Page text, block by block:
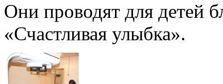
Они проводят для детей
«Счастливая улыбка».